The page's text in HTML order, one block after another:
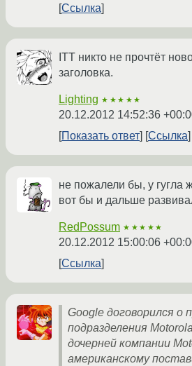
Ссылка
ITT никто не прочтёт
заголовка.
Lighting ★★★★★
20.12.2012 14:52:36
Показать ответ
Ссылка
не пожалели бы, у гугла
вот бы и дальше
RedPossum ★★★★★
20.12.2012 15:00:06
Ссылка
Google договорился о
подразделения
дочерней компании
американскому